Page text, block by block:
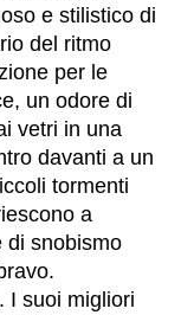
e stilistico di
del ritmo
per le
un odore di
vetri in una
davanti a un
tormenti
a
di snobismo
I suoi migliori